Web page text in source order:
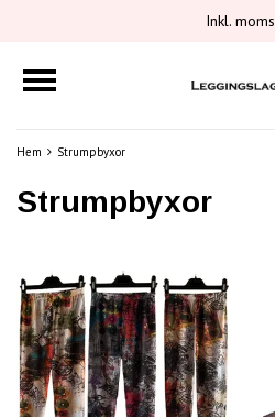
Inkl. moms
Hem Strumpbyxor
Strumpbyxor